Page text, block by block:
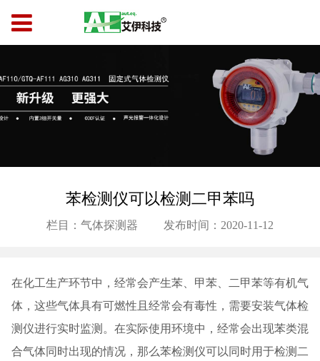
苯检测仪可以检测二甲苯吗
栏目：气体探测器 发布时间：2020-11-12
在化工生产环节中，经常会产生苯、甲苯、二甲苯等有机气
体，这些气体具有可燃性且经常会有毒性，需要安装气体检
测仪进行实时监测。在实际使用环境中，经常会出现苯类混
合气体同时出现的情况，那么苯检测仪可以同时用于检测二